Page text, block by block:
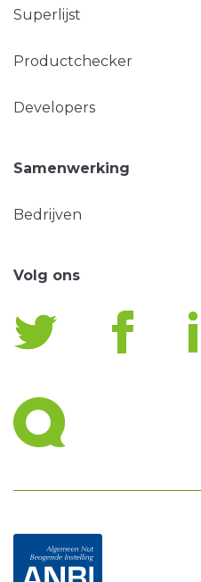
Superlijst
Productchecker
Developers
Samenwerking
Bedrijven
Volg ons